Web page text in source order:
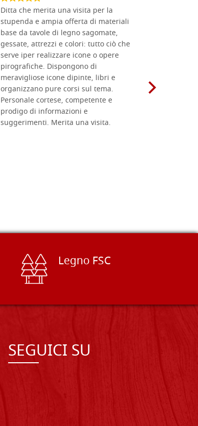
Ditta che merita una visita per la
stupenda e ampia offerta di materiali
base da tavole di legno sagomate,
gessate, attrezzi e colori: tutto ciò che
serve iper realizzare icone o opere
pirografiche. Dispongono di
meravigliose icone dipinte, libri e
organizzano pure corsi sul tema.
Personale cortese, competente e
prodigo di informazioni e
suggerimenti. Merita una visita.
Legno FSC
SEGUICI SU